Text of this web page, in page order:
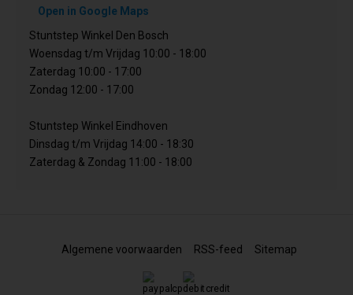
Open in Google Maps
Stuntstep Winkel Den Bosch
Woensdag t/m Vrijdag 10:00 - 18:00
Zaterdag 10:00 - 17:00
Zondag 12:00 - 17:00
Stuntstep Winkel Eindhoven
Dinsdag t/m Vrijdag 14:00 - 18:30
Zaterdag & Zondag 11:00 - 18:00
Algemene voorwaarden RSS-feed Sitemap